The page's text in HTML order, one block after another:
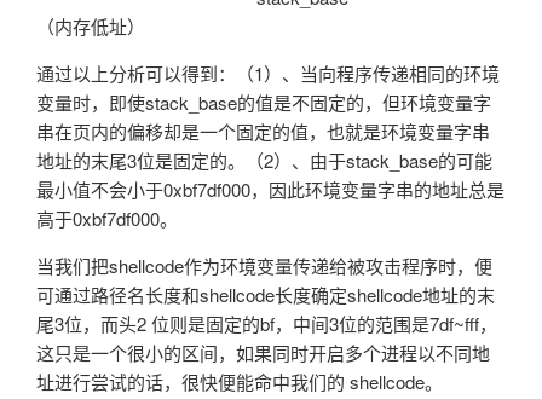
（内存低址）
通过以上分析可以得到：（1）、当向程序传递相同的环境
变量时，即使stack_base的值是不固定的，但环境变量字
串在页内的偏移却是一个固定的值，也就是环境变量字串
地址的末尾3位是固定的。（2）、由于stack_base的可能
最小值不会小于0xbf7df000，因此环境变量字串的地址总是
高于0xbf7df000。
当我们把shellcode作为环境变量传递给被攻击程序时，便
可通过路径名长度和shellcode长度确定shellcode地址的末
尾3位，而头2 位则是固定的bf，中间3位的范围是7df~fff，
这只是一个很小的区间，如果同时开启多个进程以不同地
址进行尝试的话，很快便能命中我们的 shellcode。